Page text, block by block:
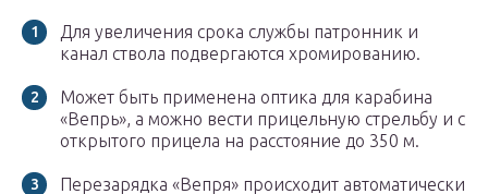
Для увеличения срока службы патронник и
канал ствола подвергаются хромированию.
Может быть применена оптика для карабина
«Вепрь», а можно вести прицельную стрельбу и с
открытого прицела на расстояние до 350 м.
Перезарядка «Вепря» происходит автоматически